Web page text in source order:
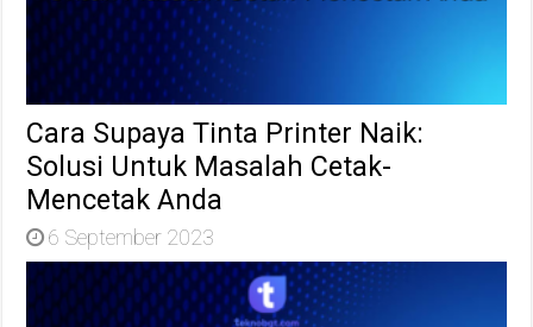
Cara Supaya Tinta Printer Naik:
Solusi Untuk Masalah Cetak-
Mencetak Anda
6 September 2023